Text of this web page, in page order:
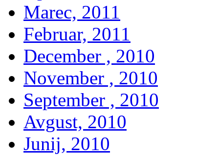
Marec, 2011
Februar, 2011
December , 2010
November , 2010
September , 2010
Avgust, 2010
Junij, 2010